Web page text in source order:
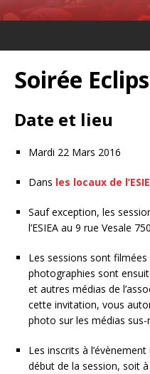
Soirée
Date et lieu
Mardi 22 Mars 2016
Dans les locaux de
Sauf exception, les
l’ESIEA au 9 rue Vesale
Les sessions sont
photographies sont
et autres médias de
cette invitation, vous
photo sur les médias
Les inscrits à
début de la session, soit